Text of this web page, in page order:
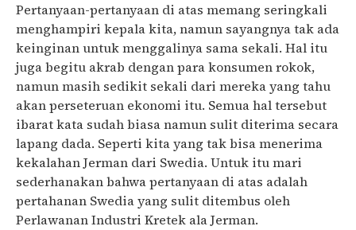
Pertanyaan-pertanyaan di atas memang seringkali
menghampiri kepala kita, namun sayangnya tak ada
keinginan untuk menggalinya sama sekali. Hal itu
juga begitu akrab dengan para konsumen rokok,
namun masih sedikit sekali dari mereka yang tahu
akan perseteruan ekonomi itu. Semua hal tersebut
ibarat kata sudah biasa namun sulit diterima secara
lapang dada. Seperti kita yang tak bisa menerima
kekalahan Jerman dari Swedia. Untuk itu mari
sederhanakan bahwa pertanyaan di atas adalah
pertahanan Swedia yang sulit ditembus oleh
Perlawanan Industri Kretek ala Jerman.